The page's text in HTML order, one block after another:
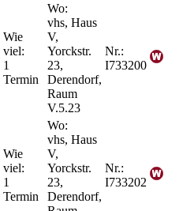
Wie
viel:
1
Termin
Wo:
vhs, Haus
V,
Yorckstr.
23,
Derendorf,
Raum
V.5.23
Nr.:
I733200
Wie
viel:
1
Termin
Wo:
vhs, Haus
V,
Yorckstr.
23,
Derendorf,
Nr.:
I733202